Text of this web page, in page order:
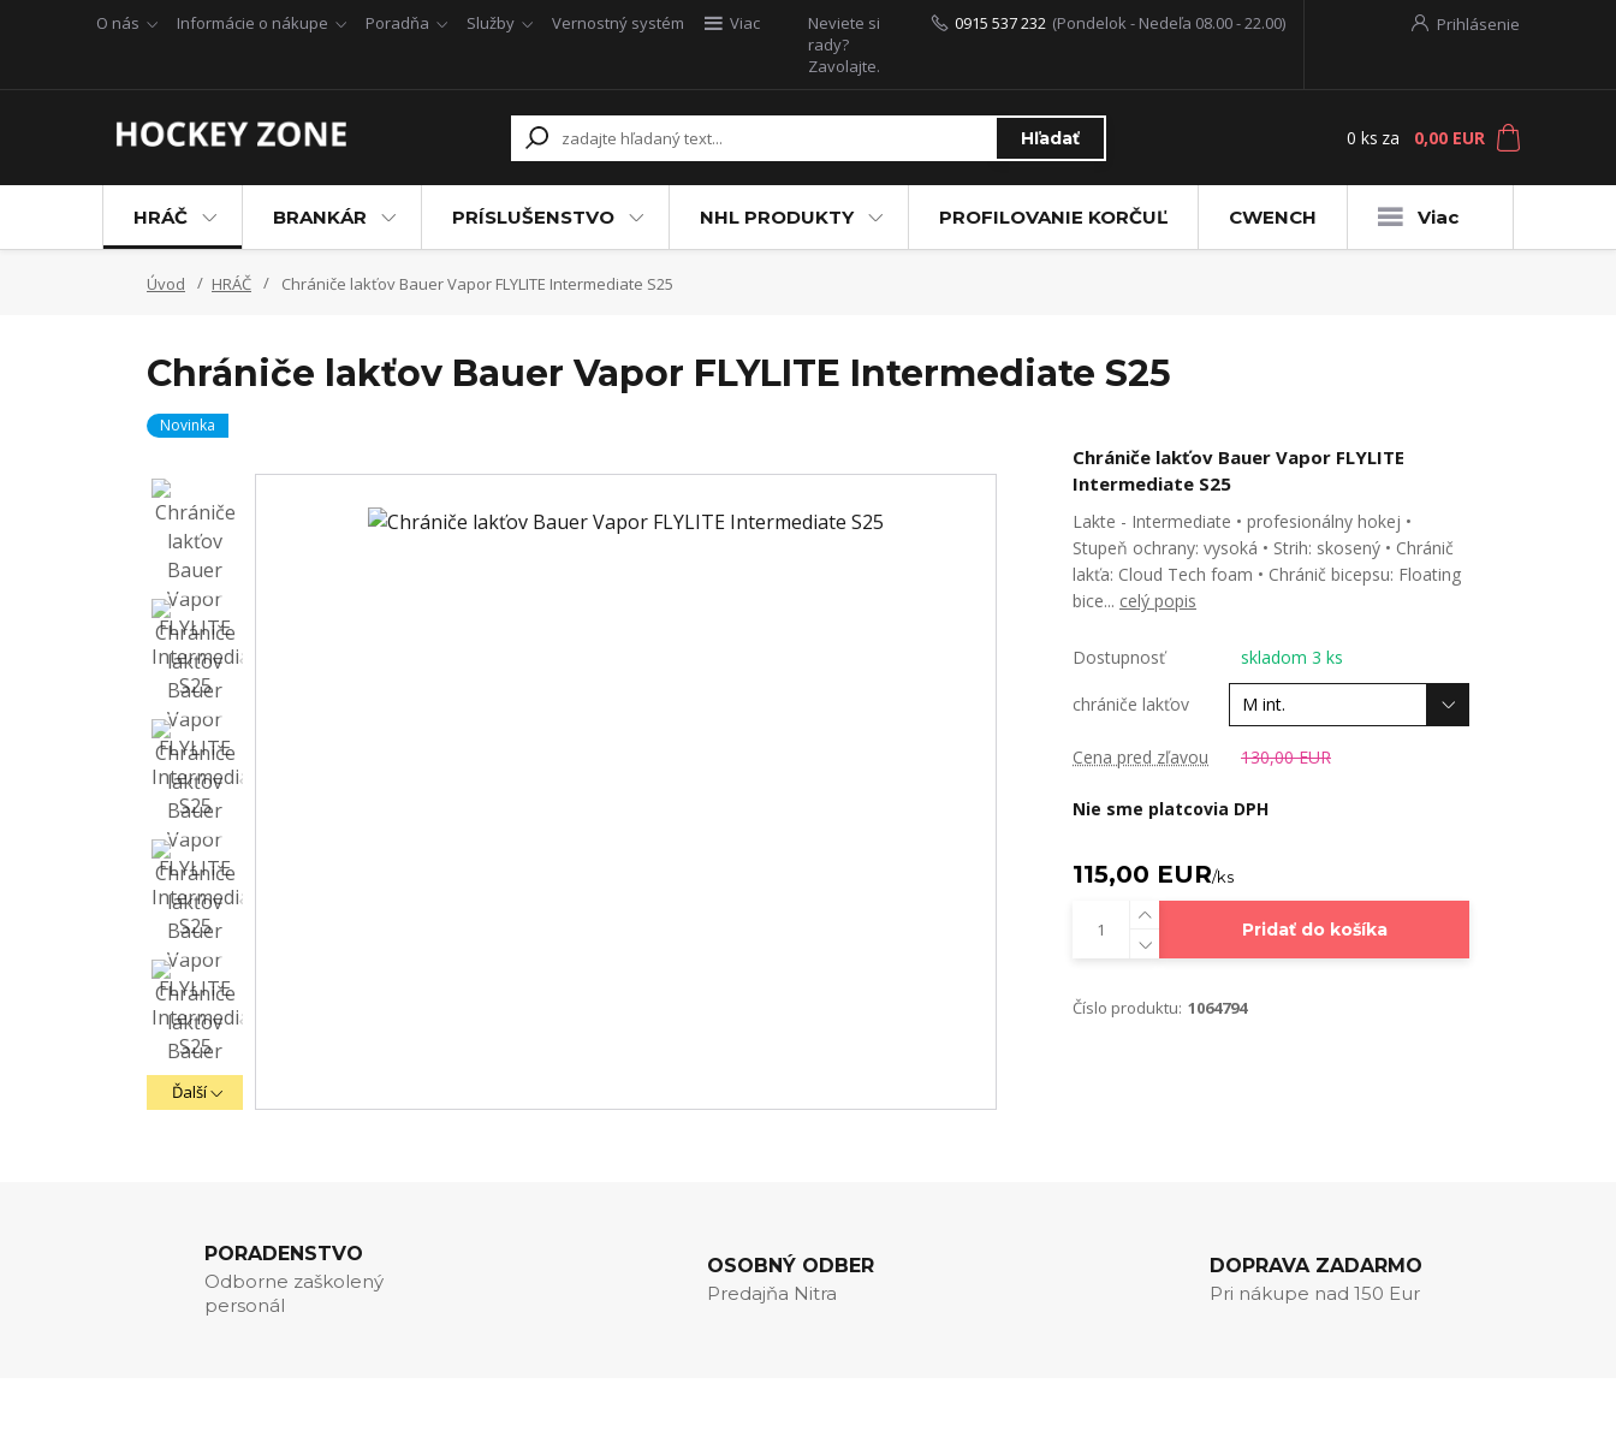
O nás Informácie o nákupe Poradňa Služby Vernostný systém Viac Prihlásenie
Hľadať
Neviete si
rady?
Zavolajte.
0915 537 232 (Pondelok - Nedeľa 08.00 - 22.00)
0 ks za 0,00 EUR
HRÁČ BRANKÁR PRÍSLUŠENSTVO NHL PRODUKTY PROFILOVANIE KORČUĽ CWENCH Viac
Úvod HRÁČ Chrániče lakťov Bauer Vapor FLYLITE Intermediate S25
Chrániče lakťov Bauer Vapor FLYLITE Intermediate S25
Novinka
Ďalší
Chrániče lakťov Bauer Vapor FLYLITE
Intermediate S25
Lakte - Intermediate • profesionálny hokej •
Stupeň ochrany: vysoká • Strih: skosený • Chránič
lakťa: Cloud Tech foam • Chránič bicepsu: Floating
bice... celý popis
Dostupnosť skladom 3 ks
chrániče lakťov
Cena pred zľavou 130,00 EUR
Nie sme platcovia DPH
115,00 EUR/ks
Pridať do košíka
Číslo produktu: 1064794
PORADENSTVO
Odborne zaškolený
personál
OSOBNÝ ODBER
Predajňa Nitra
DOPRAVA ZADARMO
Pri nákupe nad 150 Eur